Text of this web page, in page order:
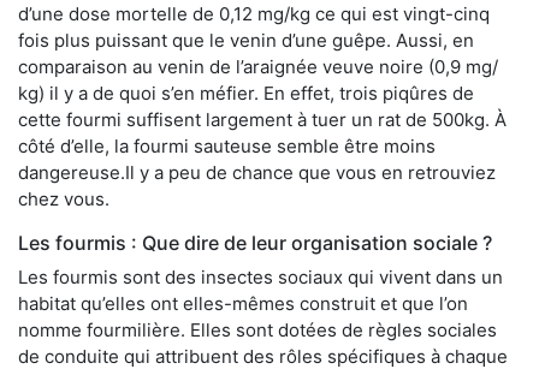
d’une dose mortelle de 0,12 mg/kg ce qui est vingt-cinq
fois plus puissant que le venin d’une guêpe. Aussi, en
comparaison au venin de l’araignée veuve noire (0,9 mg/
kg) il y a de quoi s’en méfier. En effet, trois piqûres de
cette fourmi suffisent largement à tuer un rat de 500kg. À
côté d’elle, la fourmi sauteuse semble être moins
dangereuse.Il y a peu de chance que vous en retrouviez
chez vous.
Les fourmis : Que dire de leur organisation sociale ?
Les fourmis sont des insectes sociaux qui vivent dans un
habitat qu’elles ont elles-mêmes construit et que l’on
nomme fourmilière. Elles sont dotées de règles sociales
de conduite qui attribuent des rôles spécifiques à chaque